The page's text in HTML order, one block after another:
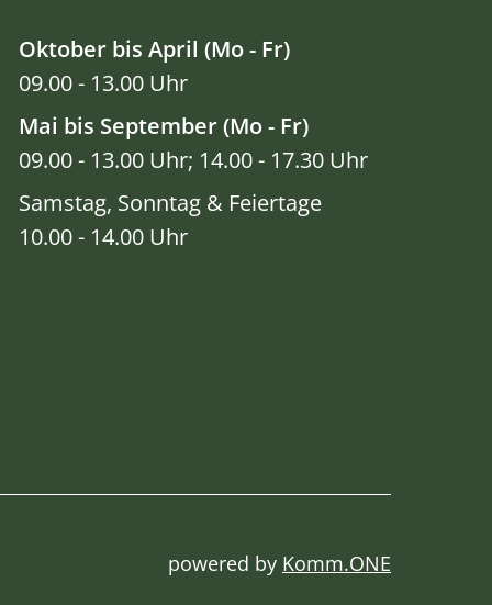
Oktober bis April (Mo - Fr)
09.00 - 13.00 Uhr
Mai bis September (Mo - Fr)
09.00 - 13.00 Uhr; 14.00 - 17.30 Uhr
Samstag, Sonntag & Feiertage
10.00 - 14.00 Uhr
powered by Komm.ONE